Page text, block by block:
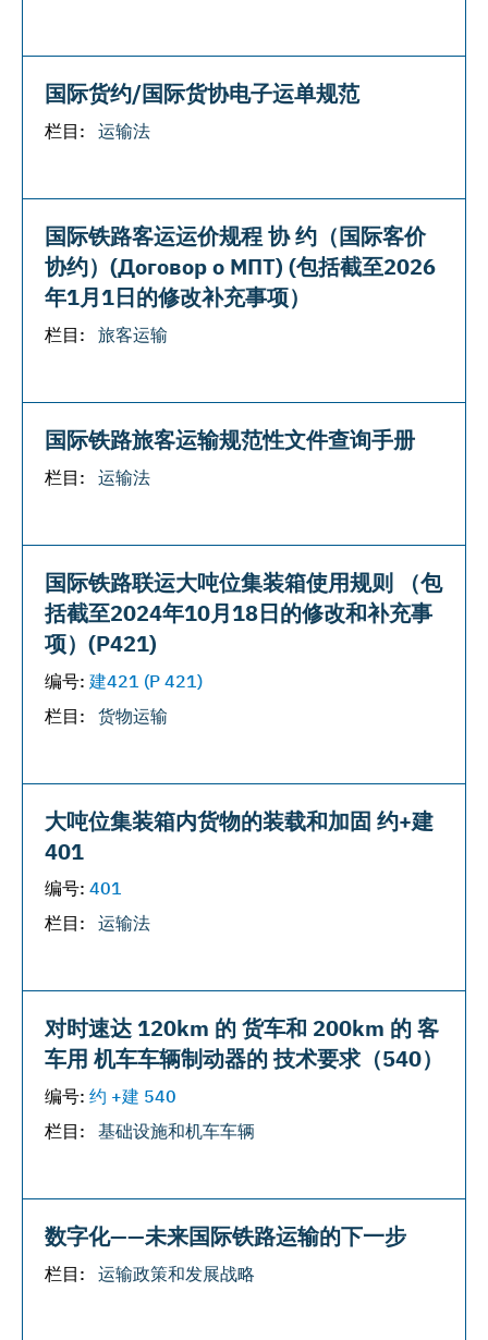
国际货约/国际货协电子运单规范
栏目: 运输法
国际铁路客运运价规程 协 约（国际客价
协约）(Договор о МПТ) (包括截至2026
年1月1日的修改补充事项）
栏目: 旅客运输
国际铁路旅客运输规范性文件查询手册
栏目: 运输法
国际铁路联运大吨位集装箱使用规则 （包
括截至2024年10月18日的修改和补充事
项）(Р421)
编号: 建421 (P 421)
栏目: 货物运输
大吨位集装箱内货物的装载和加固 约+建
401
编号: 401
栏目: 运输法
对时速达 120km 的 货车和 200km 的 客
车用 机车车辆制动器的 技术要求（540）
编号: 约 +建 540
栏目: 基础设施和机车车辆
数字化——未来国际铁路运输的下一步
栏目: 运输政策和发展战略